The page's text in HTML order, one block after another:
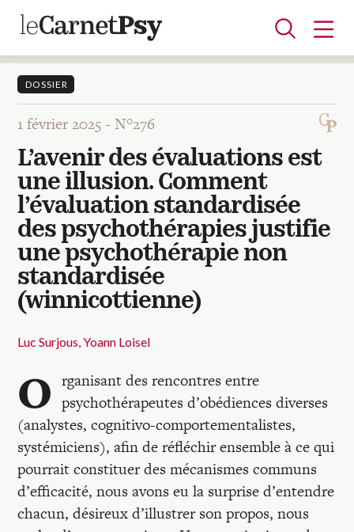
Articles
A la une
Adolescence
Dispositif
Enfance
Périnatalité
Psychanalyse
Psychopathologie
Soin
Dossiers
Auteurs
Blocs-notes
Recherches
Entretiens
Revues
Colloque
DOSSIER
1 février 2025 -N°276
L’avenir des évaluations est
une illusion. Comment
l’évaluation standardisée
des psychothérapies justifie
une psychothérapie non
standardisée
(winnicottienne)
Luc Surjous Yoann Loisel
O rganisant des rencontres entre
psychothérapeutes d’obédiences diverses
(analystes, cognitivo-comportementalistes,
systémiciens), afin de réfléchir ensemble à ce qui
pourrait constituer des mécanismes communs
d’efficacité, nous avons eu la surprise d’entendre
chacun, désireux d’illustrer son propos, nous